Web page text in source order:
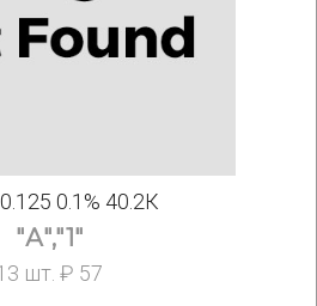
0.1% 40.2К
"А","1"
шт. ₽ 57